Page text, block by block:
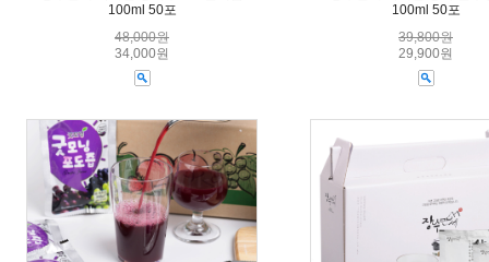
100ml 50포
48,000원
34,000원
100ml 50포
39,800원
29,900원